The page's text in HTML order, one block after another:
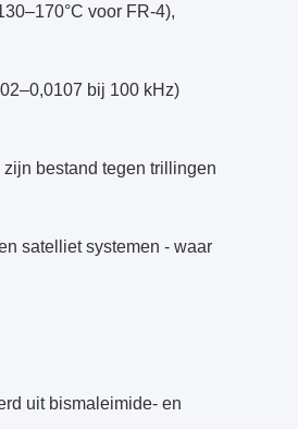
voor FR-4),
bij 100 kHz)
bestand tegen trillingen
satelliet systemen - waar
uit bismaleimide- en